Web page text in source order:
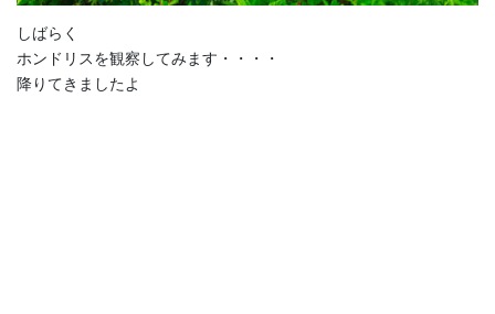
しばらく
ホンドリスを観察してみます・・・・
降りてきましたよ